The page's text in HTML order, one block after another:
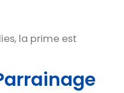
la prime est